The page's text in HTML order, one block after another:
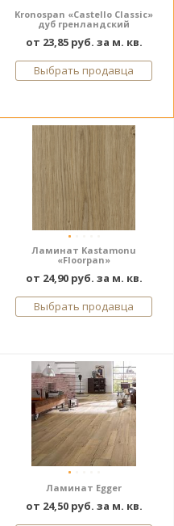
Kronospan «Castello Classic»
дуб гренландский
от 23,85 руб. за м. кв.
Выбрать продавца
Ламинат Kastamonu
«Floorpan»
от 24,90 руб. за м. кв.
Выбрать продавца
Ламинат Egger
от 24,50 руб. за м. кв.